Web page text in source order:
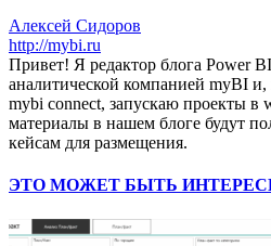
Алексей Сидоров
http://mybi.ru
Привет! Я редактор блога Power
аналитической компанией myBI и,
mybi connect, запускаю проекты в
материалы в нашем блоге будут
кейсам для размещения.
ЭТО МОЖЕТ БЫТЬ